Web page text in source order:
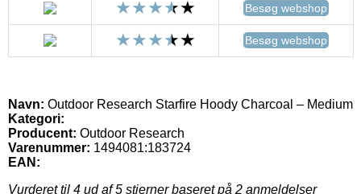
Besøg webshop
Besøg webshop
Navn: Outdoor Research Starfire Hoody Charcoal – Medium
Kategori:
Producent: Outdoor Research
Varenummer: 1494081:183724
EAN:
Vurderet til 4 ud af 5 stjerner baseret på 2 anmeldelser